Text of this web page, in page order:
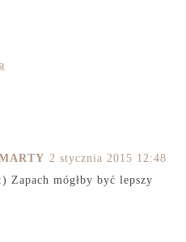
2 stycznia 2015 12:48
Zapach mógłby być lepszy